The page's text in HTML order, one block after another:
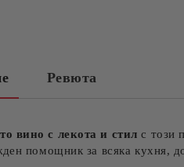
Ревюта
вино с лекота и стил с този
помощник за всяка кухня,